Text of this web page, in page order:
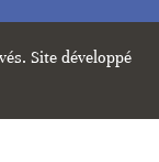
Site développé